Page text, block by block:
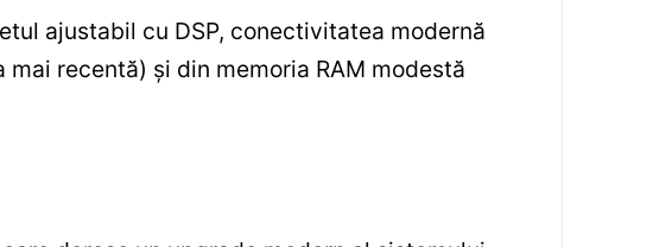
ajustabil cu DSP, conectivitatea modernă
recentă) și din memoria RAM modestă